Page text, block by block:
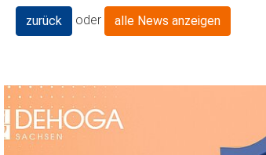
zurück oder alle News anzeigen